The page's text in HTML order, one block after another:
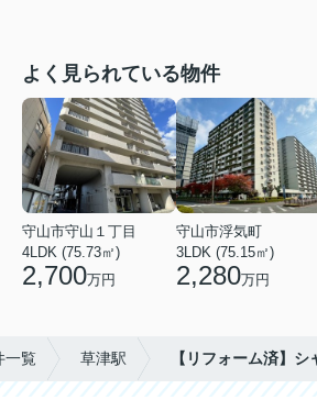
よく見られている物件
守山市守山１丁目
4LDK (75.73㎡)
2,700万円
守山市浮気町
3LDK (75.15㎡)
2,280万円
一覧 草津駅 【リフォーム済】